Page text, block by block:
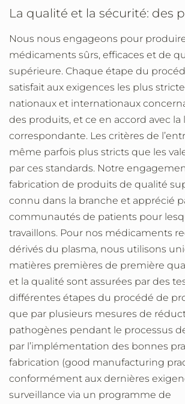
La qualité et la sécurité: des
Nous nous engageons pour
médicaments sûrs, efficaces et de
supérieure. Chaque étape du
satisfait aux exigences les plus
nationaux et internationaux
des produits, et ce en accord avec la
correspondante. Les critères de
même parfois plus stricts que les
par ces standards. Notre
fabrication de produits de qualité
connu dans la branche et apprécié
communautés de patients pour
travaillons. Pour nos médicaments
dérivés du plasma, nous utilisons
matières premières de première
et la qualité sont assurées par des
différentes étapes du procédé de
que par plusieurs mesures de
pathogènes pendant le processus
par l’implémentation des bonnes
fabrication (good manufacturing
conformément aux dernières
surveillance via un programme de